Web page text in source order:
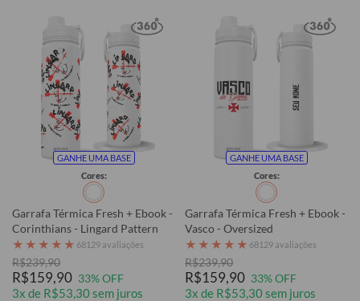
GANHE UMA BASE
Cores:
Garrafa Térmica Fresh + Ebook -
Corinthians - Lingard Pattern
★ ★ ★ ★ ★ 68129 avaliações
R$239,90
R$159,90 33% OFF
3x de R$53,30 sem juros
GANHE UMA BASE
Cores:
Garrafa Térmica Fresh + Ebook -
Vasco - Oversized
★ ★ ★ ★ ★ 68129 avaliações
R$239,90
R$159,90 33% OFF
3x de R$53,30 sem juros